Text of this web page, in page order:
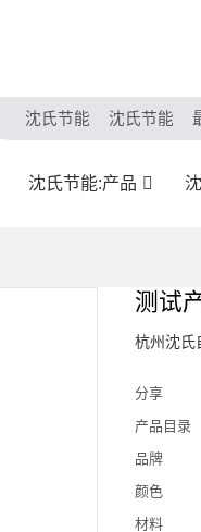
沈氏节能 沈氏节能
沈氏节能:产品
测试
杭州沈氏
分享
产品目录
品牌
颜色
材料